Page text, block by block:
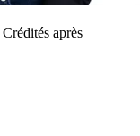
Crédités après